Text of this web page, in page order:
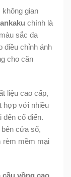
không gian
chính là
sắc đa
điều chỉnh ánh
cho căn
liệu cao cấp,
hợp với nhiều
đến cổ điển.
cửa sổ,
rèm mềm mại
cầu vồng cao